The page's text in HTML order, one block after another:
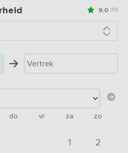
9,0 (30)
do vr za zo
1 2